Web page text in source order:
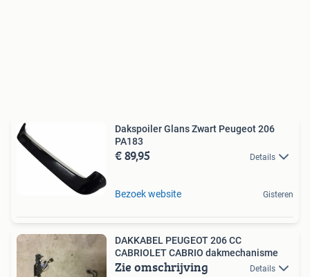
Dakspoiler Glans Zwart Peugeot 206
PA183
€ 89,95 Details
Bezoek website Gisteren
DAKKABEL PEUGEOT 206 CC
CABRIOLET CABRIO dakmechanisme
Zie omschrijving Details